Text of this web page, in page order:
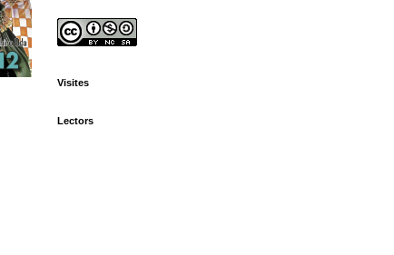
Visites
Lectors